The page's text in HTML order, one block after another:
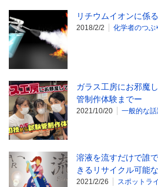
リチウムイオンに係
2018/2/2 化学者のつぶ
ガラス工房にお邪魔
管制作体験までー
2021/10/20 一般的な話
溶液を流すだけで誰
きるリサイクル可能
2021/2/26 スポットラ